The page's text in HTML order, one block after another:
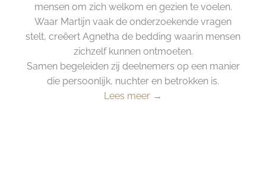
mensen om zich welkom en gezien te voelen.
Waar Martijn vaak de onderzoekende vragen
stelt, creëert Agnetha de bedding waarin mensen
zichzelf kunnen ontmoeten.
Samen begeleiden zij deelnemers op een manier
die persoonlijk, nuchter en betrokken is.
Lees meer →